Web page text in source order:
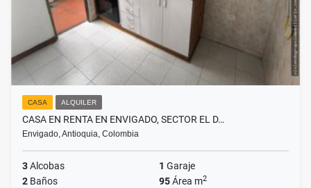
CASA ALQUILER
CASA EN RENTA EN ENVIGADO, SECTOR EL D…
Envigado, Antioquia, Colombia
3Alcobas 1 Garaje
2 Baños 95Área m2